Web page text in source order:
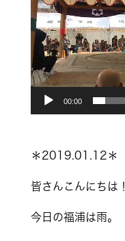
画
プ
レ
ー
ヤ
00:00
＊2019.01.12＊
皆さんこんにちは！
今日の福浦は雨。